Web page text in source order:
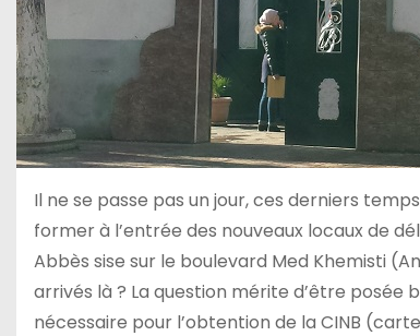
Il ne se passe pas un jour, ces derniers
former à l’entrée des nouveaux locaux de
Abbès sise sur le boulevard Med Khemisti
arrivés là ? La question mérite d’être
nécessaire pour l’obtention de la CINB